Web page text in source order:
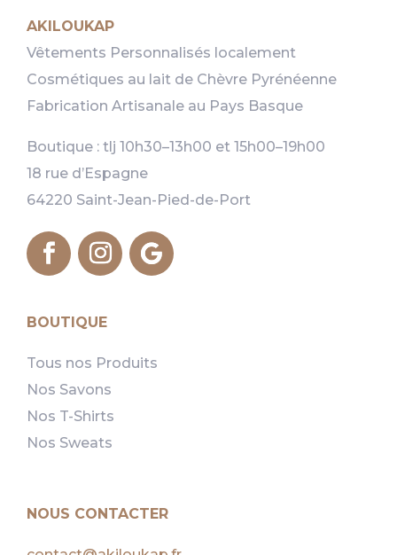
AKILOUKAP
Vêtements Personnalisés localement
Cosmétiques au lait de Chèvre Pyrénéenne
Fabrication Artisanale au Pays Basque
Boutique : tlj 10h30–13h00 et 15h00–19h00
18 rue d’Espagne
64220 Saint-Jean-Pied-de-Port
BOUTIQUE
Tous nos Produits
Nos Savons
Nos T-Shirts
Nos Sweats
NOUS CONTACTER